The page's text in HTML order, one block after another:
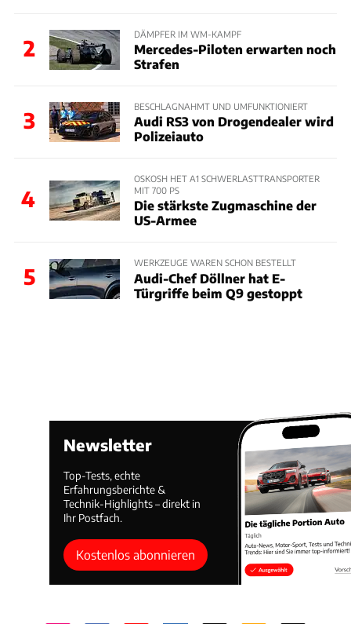
2
DÄMPFER IM WM-KAMPF
Mercedes-Piloten erwarten noch
Strafen
3
BESCHLAGNAHMT UND UMFUNKTIONIERT
Audi RS3 von Drogendealer wird
Polizeiauto
4
OSKOSH HET A1 SCHWERLASTTRANSPORTER
MIT 700 PS
Die stärkste Zugmaschine der
US-Armee
5
WERKZEUGE WAREN SCHON BESTELLT
Audi-Chef Döllner hat E-
Türgriffe beim Q9 gestoppt
Newsletter
Top-Tests, echte
Erfahrungsberichte &
Technik-Highlights – direkt in
Ihr Postfach.
Kostenlos abonnieren